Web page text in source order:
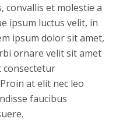
convallis et molestie a
ipsum luctus velit, in
ipsum dolor sit amet,
ornare velit sit amet
consectetur
at elit nec leo
faucibus